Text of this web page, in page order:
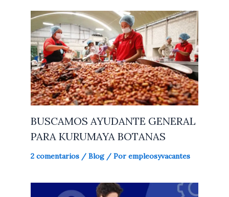
BUSCAMOS AYUDANTE GENERAL
PARA KURUMAYA BOTANAS
2 comentarios / Blog/ Por empleosyvacantes